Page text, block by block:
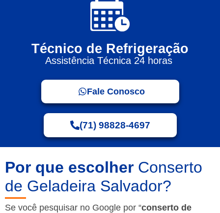
Técnico de Refrigeração
Assistência Técnica 24 horas
Fale Conosco
(71) 98828-4697
Por que escolher Conserto
de Geladeira Salvador?
Se você pesquisar no Google por “conserto de